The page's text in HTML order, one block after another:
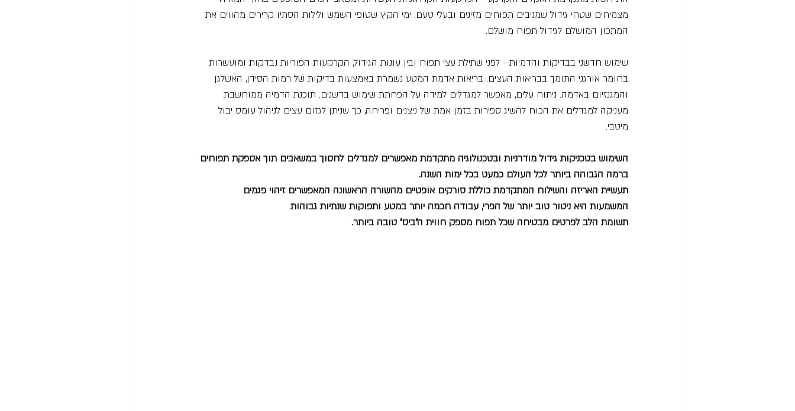
מצמיחים שטחי גידול שמניבים תפוחים מזינים ובעלי טעם. ימי הקיץ שטופי השמש ולילות הסתיו קרירים מהווים את
המתכון המושלם לגידול תפוח מושלם.
שימוש חדשני בבדיקות והדמיות - לפני שתילת עצי תפוח ובין עונות הגידול, הקרקעות הפוריות נבדקות ומועשרות
בחומר אורגני התומך בבריאות העצים. בריאות אדמת המטע נשמרת באמצעות בדיקות של רמות הסידן, האשלגן
והמגנזיום באדמה. ניתוח עלים, מאפשר למגדלים למידה על הפחתת שימוש בדשנים. תוכנת הדמיה ממוחשבת
מעניקה למגדלים את הכוח להשיג ספירות בזמן אמת של ניצנים ופריחה, כך שניתן לגזום עצים לניהול עומס יבול
מיטבי.
השימוש בטכניקות גידול מודרניות ובטכנולוגיה מתקדמת מאפשרים למגדלים לחסוך במשאבים תוך אספקת תפוחים
ברמה הגבוהה ביותר לכל העולם כמעט בכל ימות השנה.
תעשיית האריזה והשילוח המתקדמת כוללת סורקים אופטיים מהשורה הראשונה המאפשרים זיהוי פגמים
המשמעות היא ניטור טוב יותר של הפרי, עבודה חכמה יותר במטע ותפוקות שנתיות גבוהות
תשומת הלב לפרטים מבטיחה שכל תפוח מספק חווית ה"ביס" טובה ביותר.